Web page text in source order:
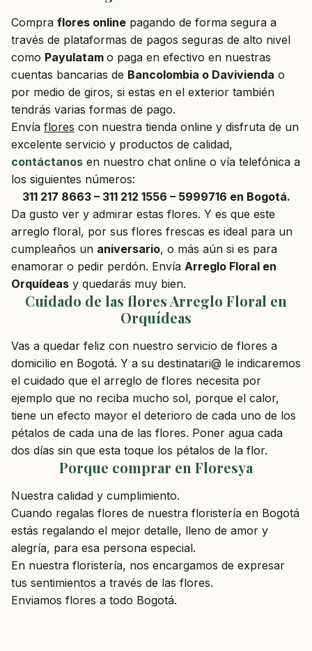
Compra flores online pagando de forma segura a
través de plataformas de pagos seguras de alto nivel
como Payulatam o paga en efectivo en nuestras
cuentas bancarias de Bancolombia o Davivienda o
por medio de giros, si estas en el exterior también
tendrás varias formas de pago.
Envía flores con nuestra tienda online y disfruta de un
excelente servicio y productos de calidad,
contáctanos en nuestro chat online o vía telefónica a
los siguientes números:
311 217 8663 – 311 212 1556 – 5999716 en Bogotá.
Da gusto ver y admirar estas flores. Y es que este
arreglo floral, por sus flores frescas es ideal para un
cumpleaños un aniversario, o más aún si es para
enamorar o pedir perdón. Envía Arreglo Floral en
Orquídeas y quedarás muy bien.
Cuidado de las flores Arreglo Floral en
Orquídeas
Vas a quedar feliz con nuestro servicio de flores a
domicilio en Bogotá. Y a su destinatari@ le indicaremos
el cuidado que el arreglo de flores necesita por
ejemplo que no reciba mucho sol, porque el calor,
tiene un efecto mayor el deterioro de cada uno de los
pétalos de cada una de las flores. Poner agua cada
dos días sin que esta toque los pétalos de la flor.
Porque comprar en Floresya
Nuestra calidad y cumplimiento.
Cuando regalas flores de nuestra floristería en Bogotá
estás regalando el mejor detalle, lleno de amor y
alegría, para esa persona especial.
En nuestra floristería, nos encargamos de expresar
tus sentimientos a través de las flores.
Enviamos flores a todo Bogotá.